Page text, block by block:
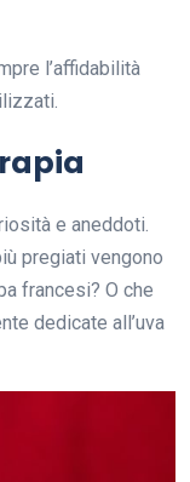
l’affidabilità
e aneddoti.
pregiati vengono
francesi? O che
dedicate all’uva